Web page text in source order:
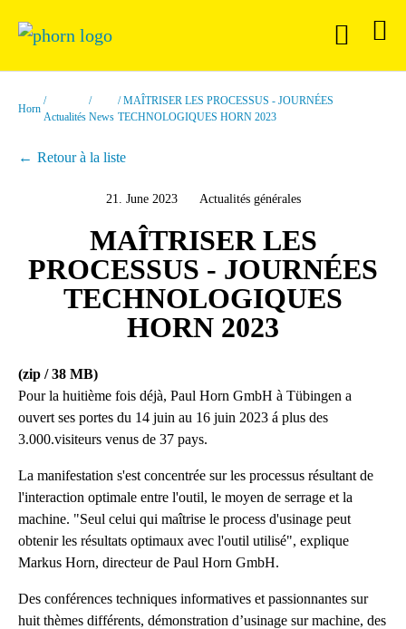
Horn
Actualités News
MAÎTRISER LES PROCESSUS - JOURNÉES
TECHNOLOGIQUES HORN 2023
Retour à la liste
21. June 2023 Actualités générales
MAÎTRISER LES
PROCESSUS - JOURNÉES
TECHNOLOGIQUES
HORN 2023
(zip / 38 MB)
Pour la huitième fois déjà, Paul Horn GmbH à Tübingen a
ouvert ses portes du 14 juin au 16 juin 2023 á plus des
3.000.visiteurs venus de 37 pays.
La manifestation s'est concentrée sur les processus résultant de
l'interaction optimale entre l'outil, le moyen de serrage et la
machine. "Seul celui qui maîtrise le process d'usinage peut
obtenir les résultats optimaux avec l'outil utilisé", explique
Markus Horn, directeur de Paul Horn GmbH.
Des conférences techniques informatives et passionnantes sur
huit thèmes différents, démonstration d’usinage sur machine, des